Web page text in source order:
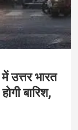
भारत
बारिश,